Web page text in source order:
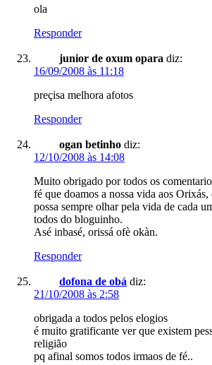
ola
Responder
junior de oxum opara diz:
16/09/2008 às 11:18
preçisa melhora afotos
Responder
ogan betinho diz:
12/10/2008 às 14:08
Muito obrigado por todos os
fé que doamos a nossa vida aos
possa sempre olhar pela vida de cada
todos do bloguinho.
Asé inbasé, orissá ofè okàn.
Responder
dofona de obá diz:
21/10/2008 às 2:58
obrigada a todos pelos elogios
é muito gratificante ver que existem
religião
pq afinal somos todos irmaos de fé..